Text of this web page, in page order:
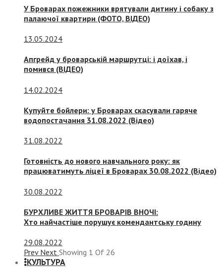
У Броварах пожежники врятували дитину і собаку з
палаючої квартири (ФОТО, ВІДЕО)
13.05.2024
Апгрейд у броварській маршрутці: і доїхав, і
помився (ВІДЕО)
14.02.2024
Купуйте бойлери: у Броварах скасували гаряче
водопостачання 31.08.2022 (Відео)
31.08.2022
Готовність до нового навчального року: як
працюватимуть ліцеї в Броварах 30.08.2022 (Відео)
30.08.2022
БУРХЛИВЕ ЖИТТЯ БРОВАРІВ ВНОЧІ:
Хто найчастіше порушує комендантську годину
29.08.2022
Prev Next Showing 1 Of 26
КУЛЬТУРА